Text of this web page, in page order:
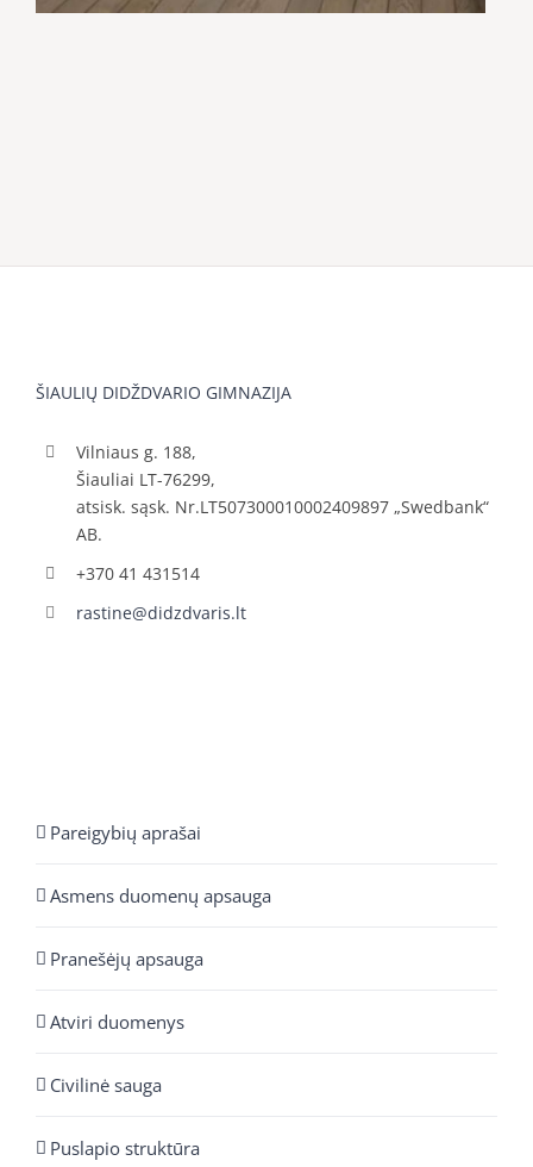
ŠIAULIŲ DIDŽDVARIO GIMNAZIJA
Vilniaus g. 188,
Šiauliai LT-76299,
atsisk. sąsk. Nr.LT507300010002409897 „Swedbank“
AB.
+370 41 431514
rastine@didzdvaris.lt
Pareigybių aprašai
Asmens duomenų apsauga
Pranešėjų apsauga
Atviri duomenys
Civilinė sauga
Puslapio struktūra